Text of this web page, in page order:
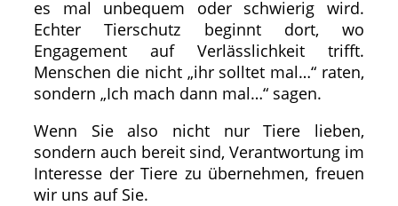
es mal unbequem oder schwierig wird.
Echter Tierschutz beginnt dort, wo
Engagement auf Verlässlichkeit trifft.
Menschen die nicht „ihr solltet mal…“ raten,
sondern „Ich mach dann mal…“ sagen.
Wenn Sie also nicht nur Tiere lieben,
sondern auch bereit sind, Verantwortung im
Interesse der Tiere zu übernehmen, freuen
wir uns auf Sie.